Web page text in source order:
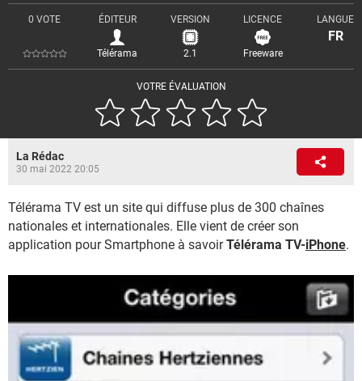
VOTRE ÉVALUATION
0 VOTE ÉDITEUR
Télérama
VERSION
2.1
LICENCE
Freeware
LANGUE
FR
La Rédac
30 mai 2022 20:05
Télérama TV est un site qui diffuse plus de 300 chaînes
nationales et internationales. Elle vient de créer son
application pour Smartphone à savoirTélérama TV-iPhone.